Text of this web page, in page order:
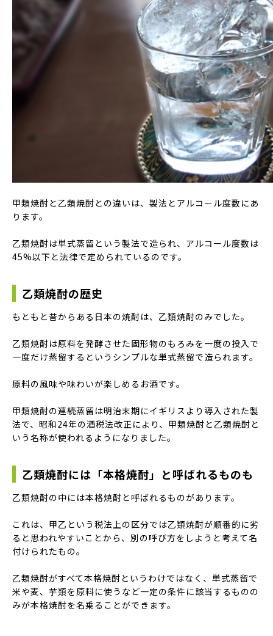
甲類焼酎と乙類焼酎との違いは、製法とアルコール度数にあ
ります。
乙類焼酎は単式蒸留という製法で造られ、アルコール度数は
45%以下と法律で定められているのです。
乙類焼酎の歴史
もともと昔からある日本の焼酎は、乙類焼酎のみでした。
乙類焼酎は原料を発酵させた固形物のもろみを一度の投入で
一度だけ蒸留するというシンプルな単式蒸留で造られます。
原料の風味や味わいが楽しめるお酒です。
甲類焼酎の連続蒸留は明治末期にイギリスより導入された製
法で、昭和24年の酒税法改正により、甲類焼酎と乙類焼酎と
いう名称が使われるようになりました。
乙類焼酎には「本格焼酎」と呼ばれるものも
乙類焼酎の中には本格焼酎と呼ばれるものがあります。
これは、甲乙という税法上の区分では乙類焼酎が順番的に劣
ると思われやすいことから、別の呼び方をしようと考えて名
付けられたもの。
乙類焼酎がすべて本格焼酎というわけではなく、単式蒸留で
米や麦、芋類を原料に使うなど一定の条件に該当するものの
みが本格焼酎を名乗ることができます。